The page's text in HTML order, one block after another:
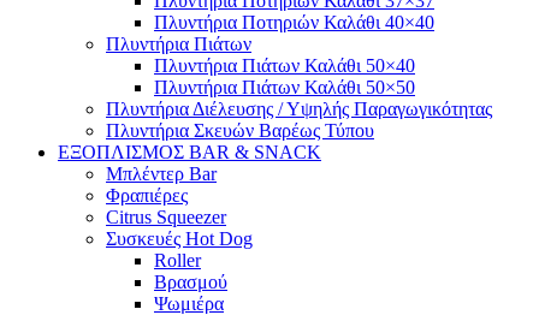
Πλυντήρια Ποτηριών Καλάθι 40×40
Πλυντήρια Πιάτων
Πλυντήρια Πιάτων Καλάθι 50×40
Πλυντήρια Πιάτων Καλάθι 50×50
Πλυντήρια Διέλευσης / Υψηλής Παραγωγικότητας
Πλυντήρια Σκευών Βαρέως Τύπου
ΕΞΟΠΛΙΣΜΟΣ BAR & SNACK
Μπλέντερ Bar
Φραπιέρες
Citrus Squeezer
Συσκευές Hot Dog
Roller
Βρασμού
Ψωμιέρα